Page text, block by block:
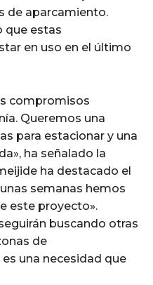
de aparcamiento.
que estas
en uso en el último
compromisos
Queremos una
para estacionar y una
ha señalado la
ha destacado el
semanas hemos
este proyecto».
buscando otras
de
una necesidad que